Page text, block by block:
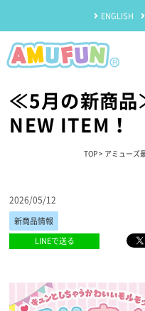
ENGLISH
≪5月の新商品
NEW ITEM！
TOP> アミューズ
2026/05/12
新商品情報
LINEで送る